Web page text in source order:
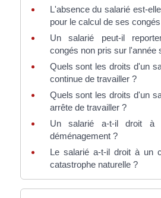
L'absence du salarié est-
pour le calcul de ses
Un salarié peut-il
congés non pris sur l'année
Quels sont les droits d'un
continue de travailler ?
Quels sont les droits d'un
arrête de travailler ?
Un salarié a-t-il droit à
déménagement ?
Le salarié a-t-il droit à un
catastrophe naturelle ?